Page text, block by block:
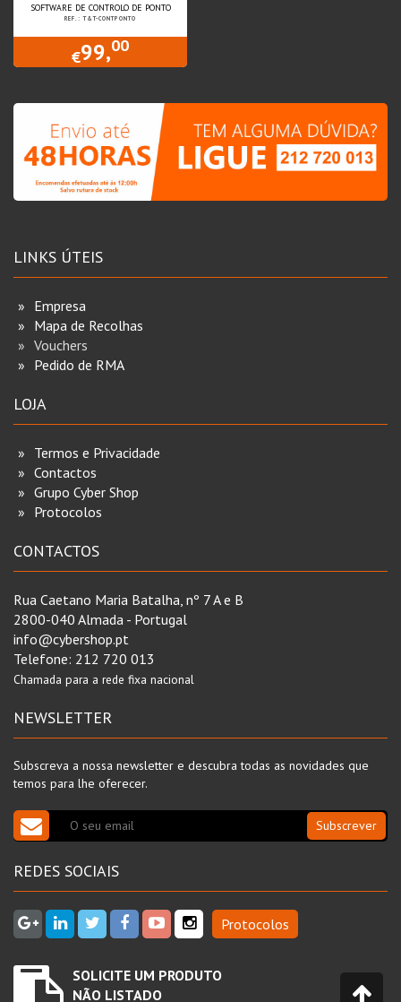
SOFTWARE DE CONTROLO DE PONTO
REF.: T&T-CONTPONTO
€99,00
LINKS ÚTEIS
Empresa
Mapa de Recolhas
Vouchers
Pedido de RMA
LOJA
Termos e Privacidade
Contactos
Grupo Cyber Shop
Protocolos
CONTACTOS
Rua Caetano Maria Batalha, nº 7 A e B
2800-040 Almada - Portugal
info@cybershop.pt
Telefone: 212 720 013
Chamada para a rede fixa nacional
NEWSLETTER
Subscreva a nossa newsletter e descubra todas as novidades que
temos para lhe oferecer.
Subscrever
REDES SOCIAIS
Protocolos
SOLICITE UM PRODUTO
NÃO LISTADO